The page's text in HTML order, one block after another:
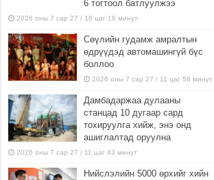
6 тогтоол батлуулжээ
2026 оны 7 сар 27 / 16 цаг 16 минут
Сөүлийн гудамж амралтын
өдрүүдэд автомашингүй бүс
боллоо
2026 оны 7 сар 27 / 11 цаг 58 минут
Дамбадаржаа дулааны
станцад 10 дугаар сард
тохируулга хийж, энэ онд
ашиглалтад оруулна
2026 оны 7 сар 27 / 11 цаг 43 минут
Нийслэлийн 5000 өрхийг хийн